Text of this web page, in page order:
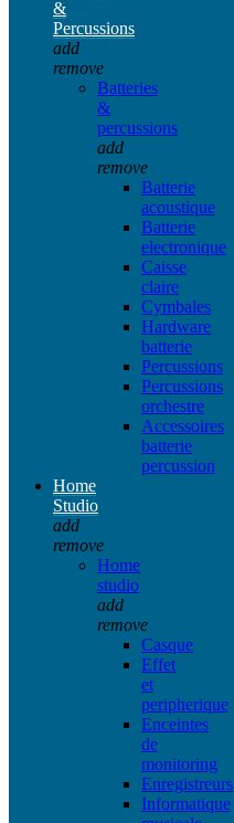
&
Percussions
add
remove
Batteries
&
percussions
add
remove
Batterie
acoustique
Batterie
electronique
Caisse
claire
Cymbales
Hardware
batterie
Percussions
Percussions
orchestre
Accessoires
batterie
percussion
Home
Studio
add
remove
Home
studio
add
remove
Casque
Effet
et
peripherique
Enceintes
de
monitoring
Enregistreurs
Informatique